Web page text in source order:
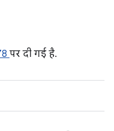
पर दी गई है.